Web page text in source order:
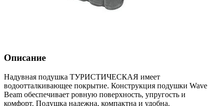
Описание
Надувная подушка ТУРИСТИЧЕСКАЯ имеет
водоотталкивающее покрытие. Конструкция подушки Wave
Beam обеспечивает ровную поверхность, упругость и
комфорт. Подушка надежна, компактна и удобна.